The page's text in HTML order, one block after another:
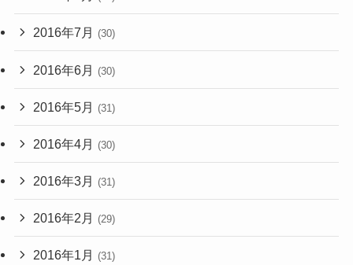
2016年7月 (30)
2016年6月 (30)
2016年5月 (31)
2016年4月 (30)
2016年3月 (31)
2016年2月 (29)
2016年1月 (31)